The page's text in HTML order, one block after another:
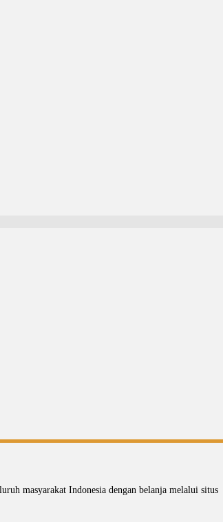
masyarakat Indonesia dengan belanja melalui situs